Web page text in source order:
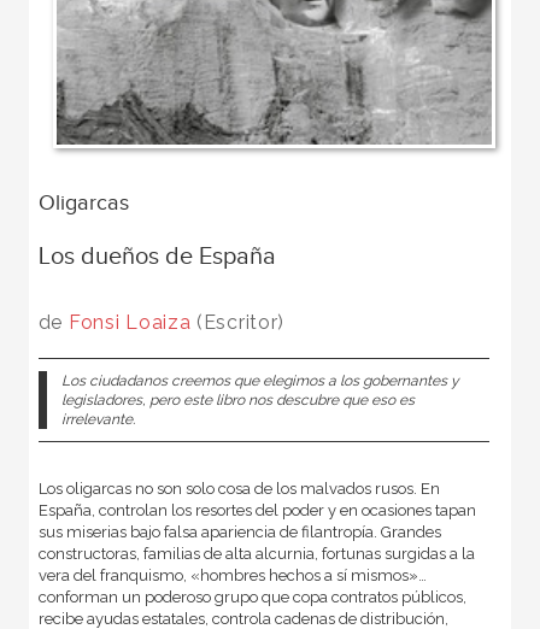
Oligarcas
Los dueños de España
de Fonsi Loaiza (Escritor)
Los ciudadanos creemos que elegimos a los gobernantes y
legisladores, pero este libro nos descubre que eso es
irrelevante.
Los oligarcas no son solo cosa de los malvados rusos. En
España, controlan los resortes del poder y en ocasiones tapan
sus miserias bajo falsa apariencia de filantropía. Grandes
constructoras, familias de alta alcurnia, fortunas surgidas a la
vera del franquismo, «hombres hechos a sí mismos»…
conforman un poderoso grupo que copa contratos públicos,
recibe ayudas estatales, controla cadenas de distribución,